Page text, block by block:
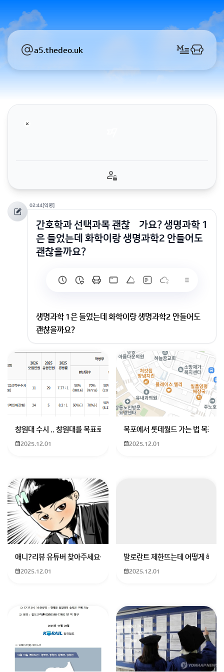
a5.thedeo.uk
02:44[익명]
간호학과 선택과목 괜찮읆가요? 생명과학 1
은 들었는데 화학이랑 생명과학2 안들어도
괜찮을까요?
생명과학 1은 들었는데 화학이랑 생명과학2 안들어도
괜찮을까요?
화학 선택을...
회원가입 혹은 광고 [X]를 누르면 내용이 보입니다
창원대 수시 .. 창원대를 목표로 하고 있는 09년생입니다 지금 제 내신이
2025.12.01
목포에서 롯데월드 가는 법 목포
2025.12.01
애니?리뷰 유튜버 찾아주세요ㅠㅠ 무슨 검정머리 남자 캐릭터에 더빙하
2025.12.01
발로란트 제한뜨는데 어떻게 해야
2025.12.01